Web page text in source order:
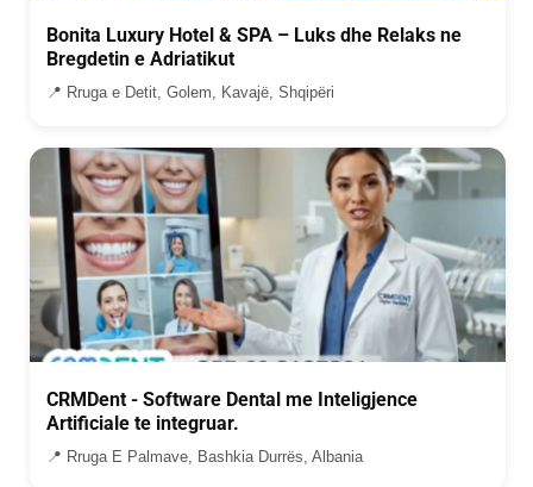
Bonita Luxury Hotel & SPA – Luks dhe Relaks ne
Bregdetin e Adriatikut
📍 Rruga e Detit, Golem, Kavajë, Shqipëri
CRMDent - Software Dental me Inteligjence
Artificiale te integruar.
📍 Rruga E Palmave, Bashkia Durrës, Albania